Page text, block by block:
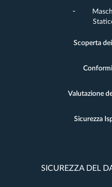
Scoperta
Valutazione
Sicurezza
SICUREZZA DEL